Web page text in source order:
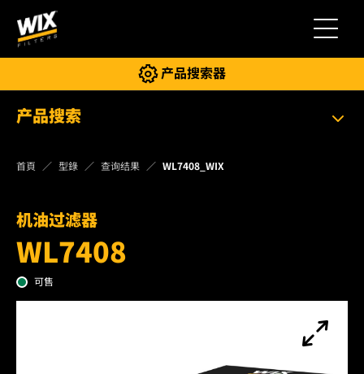
切换导航
产品搜索器
产品搜索
首頁 型錄 查询结果 WL7408_WIX
机油过滤器
WL7408
可售